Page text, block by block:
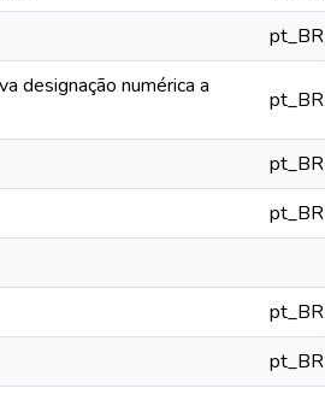
pt_BR
designação numérica a
pt_BR
pt_BR
pt_BR
pt_BR
pt_BR